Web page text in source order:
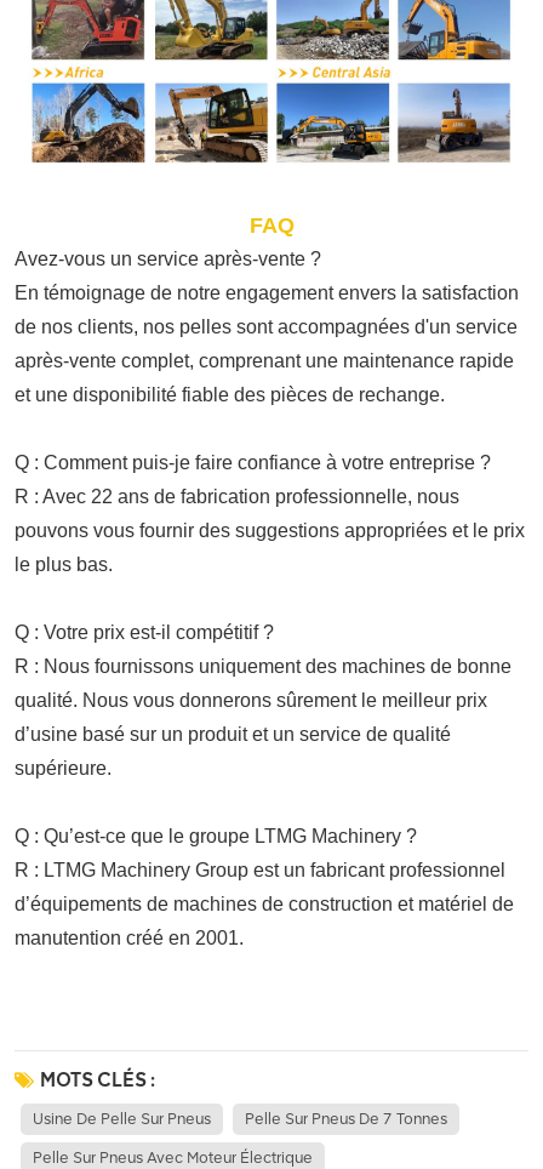
FAQ
Avez-vous un service après-vente ?
En témoignage de notre engagement envers la satisfaction
de nos clients, nos pelles sont accompagnées d'un service
après-vente complet, comprenant une maintenance rapide
et une disponibilité fiable des pièces de rechange.
Q : Comment puis-je faire confiance à votre entreprise ?
R : Avec 22 ans de fabrication professionnelle, nous
pouvons vous fournir des suggestions appropriées et le prix
le plus bas.
Q : Votre prix est-il compétitif ?
R : Nous fournissons uniquement des machines de bonne
qualité. Nous vous donnerons sûrement le meilleur prix
d’usine basé sur un produit et un service de qualité
supérieure.
Q : Qu’est-ce que le groupe LTMG Machinery ?
R : LTMG Machinery Group est un fabricant professionnel
d’équipements de machines de construction et matériel de
manutention créé en 2001.
MOTS CLÉS :
Usine De Pelle Sur Pneus Pelle Sur Pneus De 7 Tonnes
Pelle Sur Pneus Avec Moteur Électrique